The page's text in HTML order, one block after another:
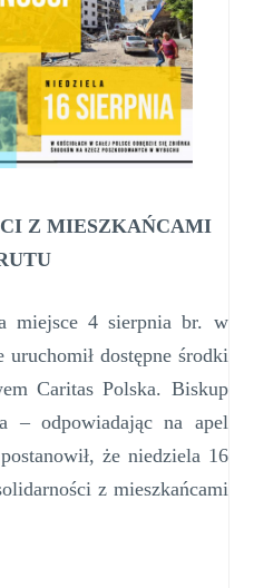
Z MIESZKAŃCAMI
miejsce 4 sierpnia br. w
dostępne środki
Caritas Polska. Biskup
– odpowiadając na apel
że niedziela 16
z mieszkańcami